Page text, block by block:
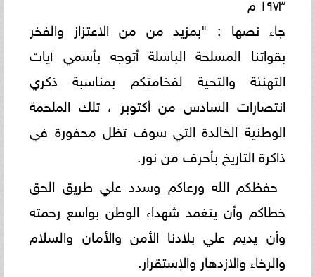
جاء نصها : "بمزيد من من الاعتزاز والفخر
بقواتنا المسلحة الباسلة أتوجه بأسمي آيات
التهنئة والتحية لفخامتكم بمناسبة ذكري
انتصارات السادس من أكتوبر ، تلك الملحمة
الوطنية الخالدة التي سوف تظل محفورة في
ذاكرة التاريخ بأحرف من نور.
حفظكم الله ورعاكم وسدد علي طريق الحق
خطاكم وأن يتغمد شهداء الوطن بواسع رحمته
وأن يديم علي بلادنا الأمن والأمان والسلام
والرخاء والازدهار والإستقرار.